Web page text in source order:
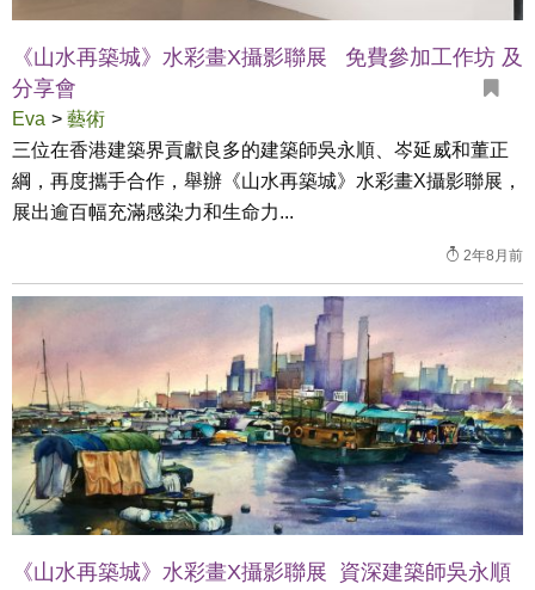
《山水再築城》水彩畫X攝影聯展 免費參加工作坊 及
分享會
Eva > 藝術
三位在香港建築界貢獻良多的建築師吳永順、岑延威和董正
綱，再度攜手合作，舉辦《山水再築城》水彩畫X攝影聯展，
展出逾百幅充滿感染力和生命力...
2年8月前
《山水再築城》水彩畫X攝影聯展 資深建築師吳永順